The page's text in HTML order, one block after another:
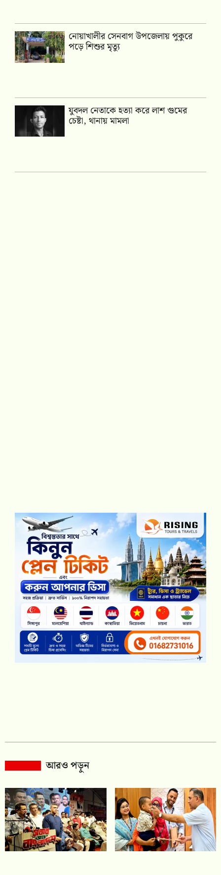
নোয়াখালীর সেনবাগ উপজেলায় পুকুরে
পড়ে শিশুর মৃত্যু
যুবদল নেতাকে হত্যা করে লাশ গুমের
চেষ্টা, থানায় মামলা
আরও পড়ুন